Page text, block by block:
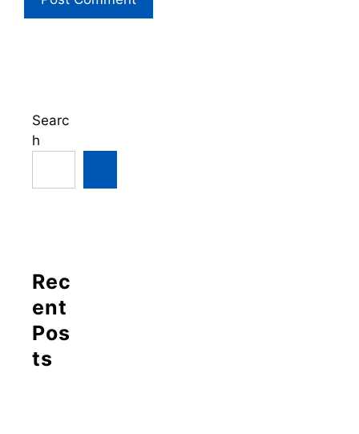
Searc
h
Rec
ent
Pos
ts